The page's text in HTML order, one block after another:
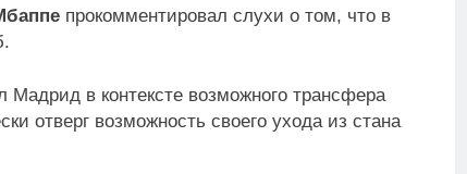
прокомментировал слухи о том, что в
Мадрид в контексте возможного трансфера
отверг возможность своего ухода из стана